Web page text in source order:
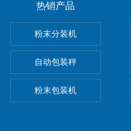
热销产品
粉末分装机
自动包装秤
粉末包装机